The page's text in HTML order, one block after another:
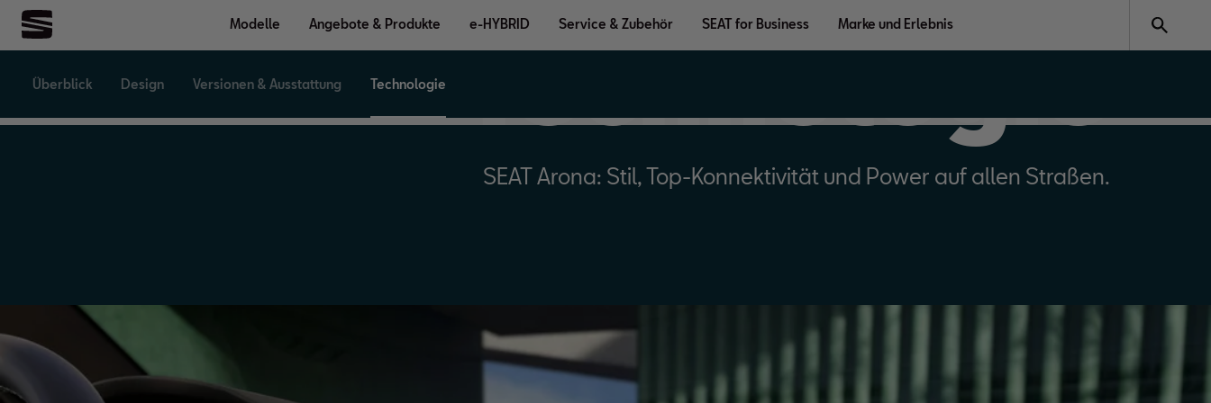
Modelle Angebote & Produkte e-HYBRID Service & Zubehör SEAT for Business Marke und Erlebnis
Überblick Design Versionen & Ausstattung Technologie Technologie
SEAT Arona: Stil, Top-Konnektivität und Power auf allen Straßen.